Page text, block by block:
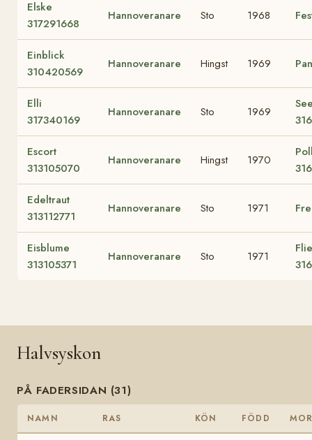
Elske
317291668
Hannoveranare Sto 1968
Einblick
310420569
Hannoveranare Hingst 1969
Elli
317340169
Hannoveranare Sto 1969
Escort
313105070
Hannoveranare Hingst 1970
Edeltraut
313112771
Hannoveranare Sto 1971
Eisblume
313105371
Hannoveranare Sto 1971
Halvsyskon
PÅ FADERSIDAN (31)
NAMN RAS KÖN FÖDD